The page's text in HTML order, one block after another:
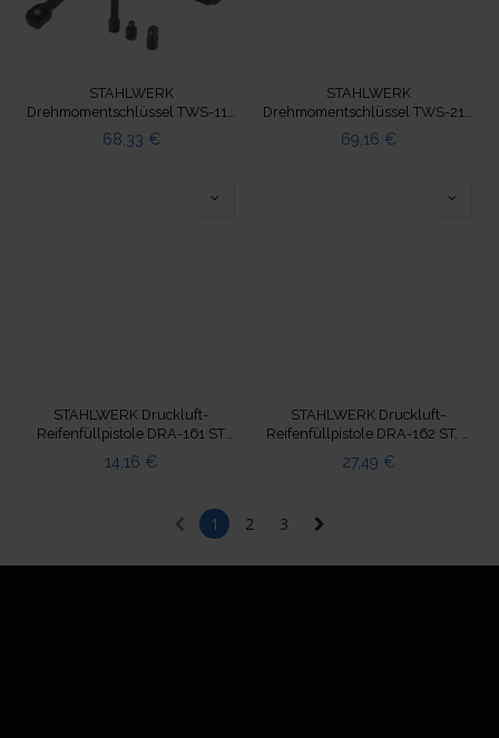
STAHLWERK
Drehmomentschlüssel TWS-110
ST 72 Zähne 20-110 Nm 3/8“
Umschaltknarre
68,33 €
STAHLWERK
Drehmomentschlüssel TWS-210
ST 72 Zähne 30-210 Nm 1/2“
Ratsche
69,16 €
STAHLWERK Druckluft-
Reifenfüllpistole DRA-161 ST
Reifenfüller Manometer 0-16
Bar
14,16 €
STAHLWERK Druckluft-
Reifenfüllpistole DRA-162 ST, 0
bis 16 Bar / 0 bis 230 PSI
27,49 €
1 2 3